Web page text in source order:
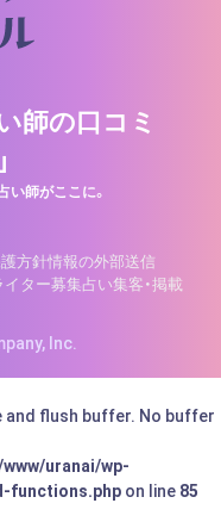
師の口コミ
い師がここに。
方針情報の外部送信
ター募集占い集客・掲載
Inc.
flush buffer. No buffer
uranai/wp-
functions.php on line 85